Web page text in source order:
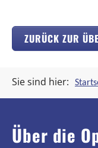
ZURÜCK ZUR
Sie sind hier:
Über die